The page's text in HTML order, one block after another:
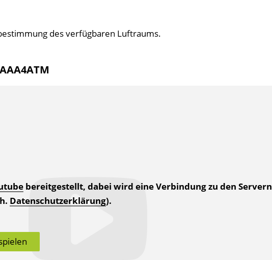
des verfügbaren Luftraums.
bereitgestellt, dabei wird eine Verbindung zu den Servern
Datenschutzerklärung).